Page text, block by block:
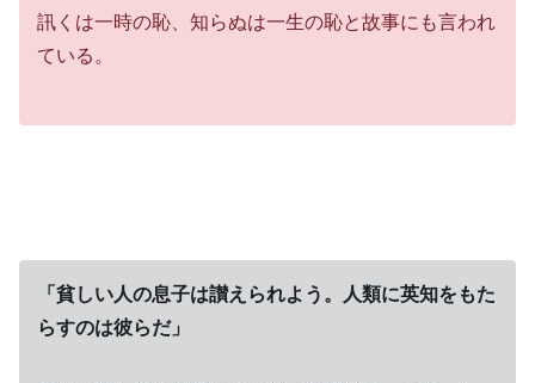
訊くは一時の恥、知らぬは一生の恥と故事にも言われ
ている。
「貧しい人の息子は讃えられよう。人類に英知をもた
らすのは彼らだ」